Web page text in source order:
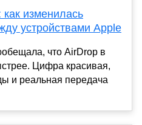
изменилась
устройствами Apple
что AirDrop в
Цифра красивая,
и реальная передача